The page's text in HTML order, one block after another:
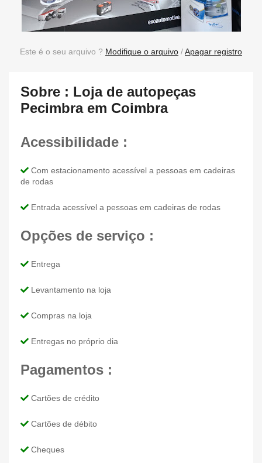
Este é o seu arquivo ? Modifique o arquivo /Apagar registro
Sobre : Loja de autopeças
Pecimbra em Coimbra
Acessibilidade :
Com estacionamento acessível a pessoas em cadeiras
de rodas
Entrada acessível a pessoas em cadeiras de rodas
Opções de serviço :
Entrega
Levantamento na loja
Compras na loja
Entregas no próprio dia
Pagamentos :
Cartões de crédito
Cartões de débito
Cheques